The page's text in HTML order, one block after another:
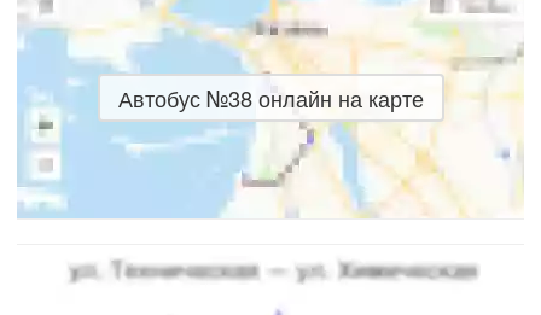
Автобус №38 онлайн на карте